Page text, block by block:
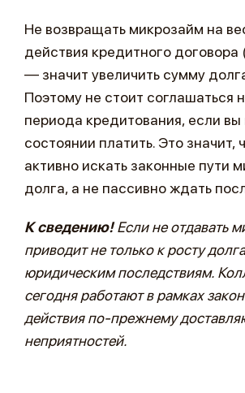
Не возвращать микрозайм на
действия кредитного договора
— значит увеличить сумму
Поэтому не стоит соглашаться
периода кредитования, если вы
состоянии платить. Это значит,
активно искать законные пути
долга, а не пассивно ждать
К сведению!Если не отдавать
приводит не только к росту
юридическим последствиям.
сегодня работают в рамках
действия по-прежнему
неприятностей.